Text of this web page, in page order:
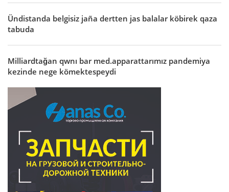
Ündistanda belgisiz jaña dertten jas balalar köbirek qaza
tabuda
Milliardtağan qwnı bar med.apparattarımız pandemiya
kezinde nege kömektespeydi